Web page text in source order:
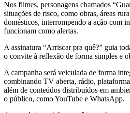
Nos filmes, personagens chamados
situações de risco, como obras, áreas
domésticos, interrompendo a ação com
funcionam como alertas.
A assinatura “Arriscar pra quê?” guia
o convite à reflexão de forma simples e
A campanha será veiculada de forma
combinando TV aberta, rádio,
além de conteúdos distribuídos em
o público, como YouTube e WhatsApp.